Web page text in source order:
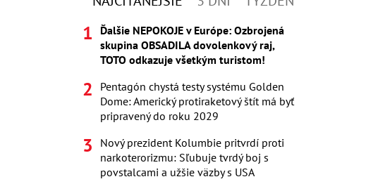
Ďalšie NEPOKOJE v Európe: Ozbrojená
skupina OBSADILA dovolenkový raj,
TOTO odkazuje všetkým turistom!
Pentagón chystá testy systému Golden
Dome: Americký protiraketový štít má byť
pripravený do roku 2029
Nový prezident Kolumbie pritvrdí proti
narkoterorizmu: Sľubuje tvrdý boj s
povstalcami a užšie väzby s USA